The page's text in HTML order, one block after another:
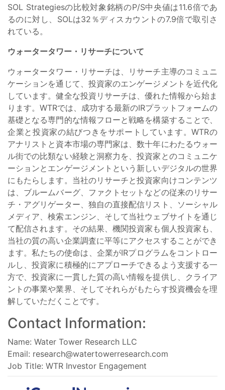
SOL Strategiesの比較対象銘柄のP/S中央値は11.6倍であ
るのに対し、SOLは32％ディスカウントの7.9倍で取引さ
れている。
ウォータータワー・リサーチについて
ウォータータワー・リサーチは、リサーチ主導のコミュニ
ケーションを通じて、投資家のエンゲージメントを近代化
しています。健全な投資リサーチは、優れた情報から始ま
ります。WTRでは、成功する最新のIRプラットフォームの
基礎となる専門的な情報フローと戦略を構築することで、
企業と投資家の結びつきをサポートしています。WTRの
アナリストと資本市場の専門家は、数十年にわたるウォー
ル街での比類ない経験と洞察力を、投資家とのコミュニケ
ーションとエンゲージメントという新しいデジタルの世界
にもたらします。当社のリサーチと投資家向けコンテンツ
は、ブルームバーグ、ファクトセットなどの従来のリサー
チ・アグリゲーター、独自の直接配信リスト、ソーシャル
メディア、検索エンジン、そして当社ウェブサイトを通じ
て配信されます。その結果、機関投資家も個人投資家も、
当社の質の高い企業調査に平等にアクセスすることができ
ます。私たちの使命は、企業がIRプログラムをコントロー
ルし、投資家に積極的にアプローチできるよう支援する一
方で、投資家に一貫した質の高い情報を提供し、クライア
ントの事業や業界、そしてそれらがもたらす投資機会を理
解していただくことです。
Contact Information:
Name: Water Tower Research LLC
Email: research@watertowerresearch.com
Job Title: WTR Investor Engagement